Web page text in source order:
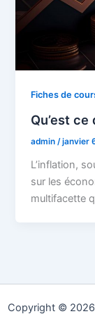
Fiches de
Qu’est
admin/janvier
L’inflation,
sur les
multifacette
Copyright ©